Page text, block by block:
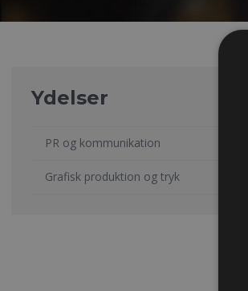
Ydelser
PR og kommunikation
Grafisk produktion og tryk